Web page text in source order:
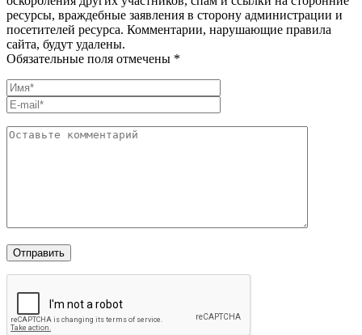
ресурсы, враждебные заявления в сторону администрации и
посетителей ресурса. Комментарии, нарушающие правила
сайта, будут удалены.
Обязательные поля отмечены *